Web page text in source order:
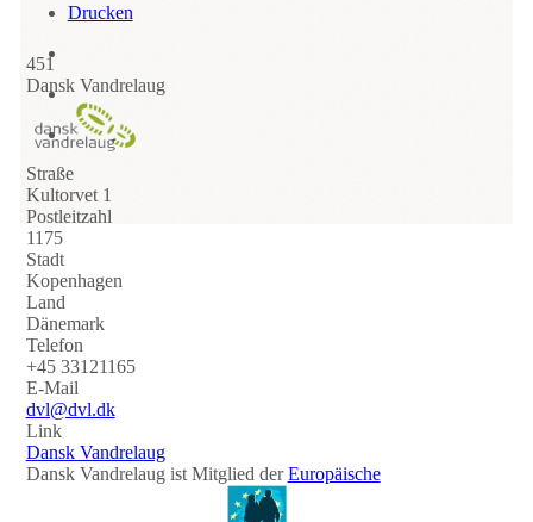
Drucken
451
Dansk Vandrelaug
Straße
Kultorvet 1
Postleitzahl
1175
Stadt
Kopenhagen
Land
Dänemark
Telefon
+45 33121165
E-Mail
dvl@dvl.dk
Link
Dansk Vandrelaug
Dansk Vandrelaug ist Mitglied derEuropäische